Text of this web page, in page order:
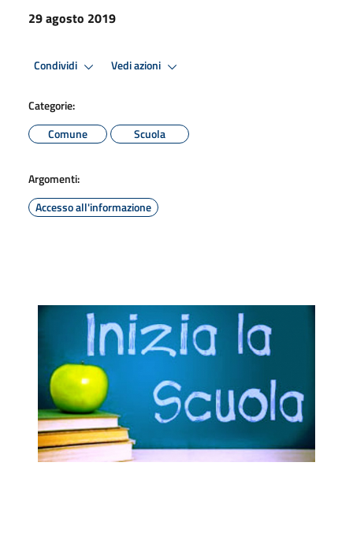
29 agosto 2019
Condividi Vedi azioni
Categorie:
Comune
Scuola
Argomenti:
Accesso all'informazione